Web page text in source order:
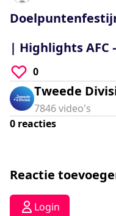
seconds
| Highlights AFC
0
Tweede
7846video's
0 reacties
Reactie
Login